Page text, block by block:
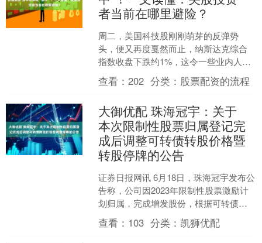
者当前在哪里避险？
周二，美国科技股刚刚萌芽的反弹势
头，便又再度戛然而止，纳斯达克综合
指数收盘下跌约1%，这令一些业内人士
再度担心周一的短暂反弹是否只是“死猫
跳”。 这场大跌延续了....
查看：202 分类： 股票配资的流程
大御优配 珠海冠宇：关于
本次限制性股票归属登记完
成后调整可转债转股价格暨
转股停牌的公告
证券日报网讯 6月18日，珠海冠宇发布公
告称，公司因2023年限制性股票激励计
划归属，完成增发股份，根据可转债募
集说明书规定，将“冠宇转债”转股价格由
22.59....
查看： 103 分类： 凯狮优配